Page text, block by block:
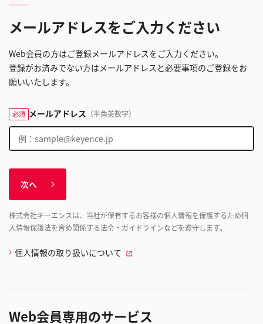
メールアドレスをご入力ください
Web会員の方はご登録メールアドレスをご入力ください。
登録がお済みでない方はメールアドレスと必要事項のご登録をお
願いいたします。
必須 メールアドレス （半角英数字）
次へ
株式会社キーエンスは、当社が保有するお客様の個人情報を保護するため個
人情報保護法を含め関係する法令・ガイドラインなどを遵守します。
個人情報の取り扱いについて
Web会員専用のサービス